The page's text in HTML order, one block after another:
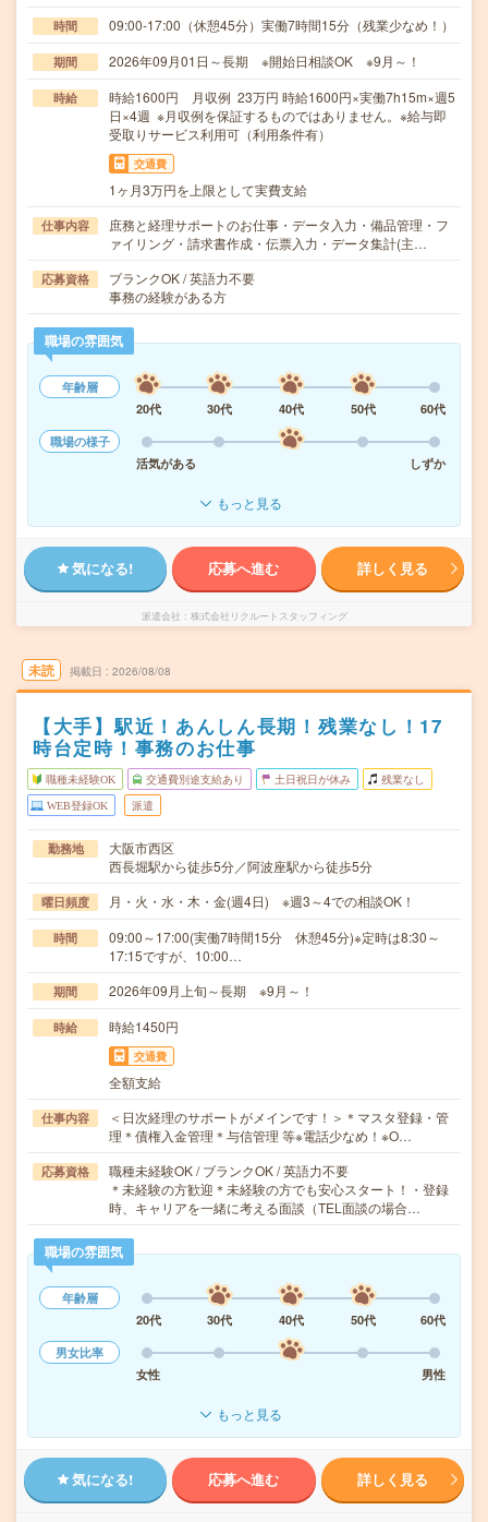
時間 09:00-17:00（休憩45分）実働7時間15分（残業少なめ！）
期間 2026年09月01日～長期 ※開始日相談OK ※9月～！
時給
時給1600円 月収例 23万円 時給1600円×実働7h15m×週5
日×4週 ※月収例を保証するものではありません。※給与即
受取りサービス利用可（利用条件有）
交通費
1ヶ月3万円を上限として実費支給
仕事内容
庶務と経理サポートのお仕事・データ入力・備品管理・フ
ァイリング・請求書作成・伝票入力・データ集計(主…
応募資格
ブランクOK / 英語力不要
事務の経験がある方
職場の雰囲気
年齢層
20代
30代 40代 50代
60代
職場の様子
活気がある
しずか
もっと見る
気になる! 応募へ進む 詳しく見る
派遣会社 株式会社リクルートスタッフィング
未読 掲載日 2026/08/08
【大手】駅近！あんしん長期！残業なし！17
時台定時！事務のお仕事
職種未経験OK 交通費別途支給あり 土日祝日が休み 残業なし
WEB登録OK 派遣
勤務地
大阪市西区
西長堀駅から徒歩5分／阿波座駅から徒歩5分
曜日頻度 月・火・水・木・金(週4日) ※週3～4での相談OK！
時間
09:00～17:00(実働7時間15分 休憩45分)※定時は8:30～
17:15ですが、10:00…
期間 2026年09月上旬～長期 ※9月～！
時給 時給1450円
交通費
全額支給
仕事内容
＜日次経理のサポートがメインです！＞＊マスタ登録・管
理＊債権入金管理＊与信管理 等※電話少なめ！※O…
応募資格
職種未経験OK / ブランクOK / 英語力不要
＊未経験の方歓迎＊未経験の方でも安心スタート！・登録
時、キャリアを一緒に考える面談（TEL面談の場合…
職場の雰囲気
年齢層
20代
30代 40代 50代
60代
男女比率
女性
男性
もっと見る
気になる! 応募へ進む 詳しく見る